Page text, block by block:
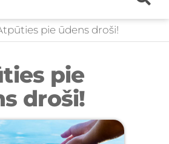
pie ūdens droši!
pie
droši!